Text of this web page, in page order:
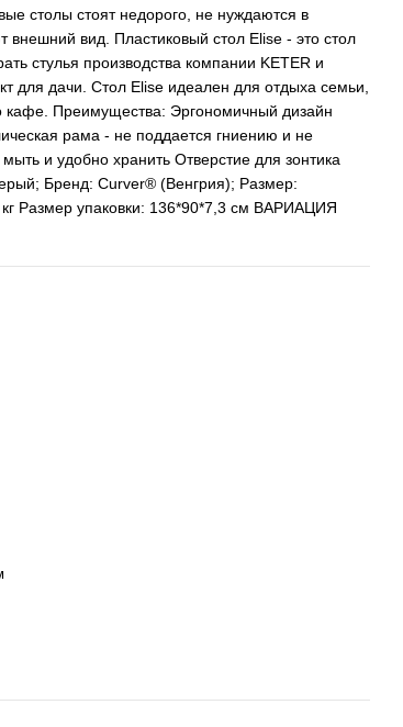
столы стоят недорого, не нуждаются в
внешний вид. Пластиковый стол Elise - это стол
стулья производства компании KETER и
для дачи. Стол Elise идеален для отдыха семьи,
кафе. Преимущества: Эргономичный дизайн
рама - не поддается гниению и не
и удобно хранить Отверстие для зонтика
Бренд: Curver® (Венгрия); Размер:
Размер упаковки: 136*90*7,3 см ВАРИАЦИЯ